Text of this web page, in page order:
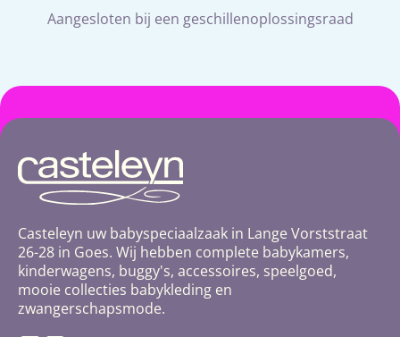
Aangesloten bij een geschillenoplossingsraad
Casteleyn uw babyspeciaalzaak in Lange Vorststraat
26-28 in Goes. Wij hebben complete babykamers,
kinderwagens, buggy's, accessoires, speelgoed,
mooie collecties babykleding en
zwangerschapsmode.